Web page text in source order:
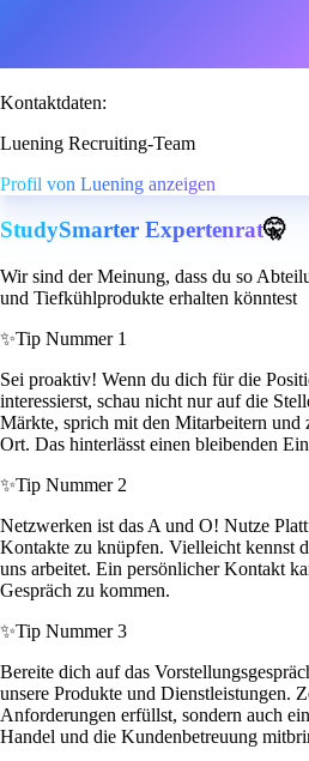
Kontaktdaten:
Luening Recruiting-Team
Profil von Luening anzeigen
StudySmarter Expertenrat🤫
Wir sind der Meinung, dass du so
und Tiefkühlprodukte erhalten könntest
✨Tip Nummer 1
Sei proaktiv! Wenn du dich für die
interessierst, schau nicht nur auf die
Märkte, sprich mit den Mitarbeitern und
Ort. Das hinterlässt einen bleibenden
✨Tip Nummer 2
Netzwerken ist das A und O! Nutze
Kontakte zu knüpfen. Vielleicht kennst
uns arbeitet. Ein persönlicher Kontakt
Gespräch zu kommen.
✨Tip Nummer 3
Bereite dich auf das
unsere Produkte und Dienstleistungen.
Anforderungen erfüllst, sondern auch
Handel und die Kundenbetreuung